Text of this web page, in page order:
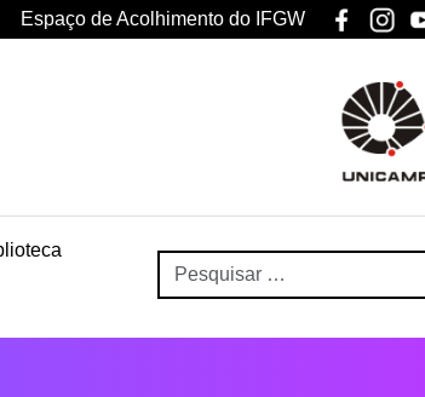
Espaço de Acolhimento do IFGW